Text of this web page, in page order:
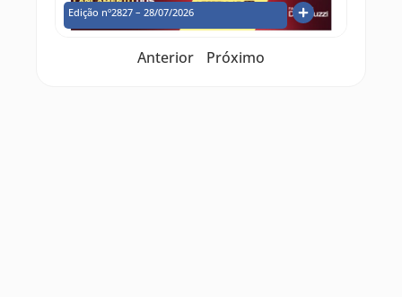
Edição nº2827 – 28/07/2026
Anterior Próximo